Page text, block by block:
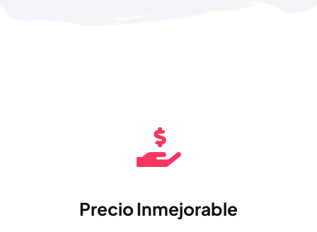
Precio Inmejorable